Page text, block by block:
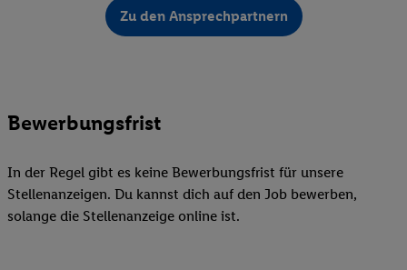
Zu den Ansprechpartnern
Bewerbungsfrist
In der Regel gibt es keine Bewerbungsfrist für unsere
Stellenanzeigen. Du kannst dich auf den Job bewerben,
solange die Stellenanzeige online ist.